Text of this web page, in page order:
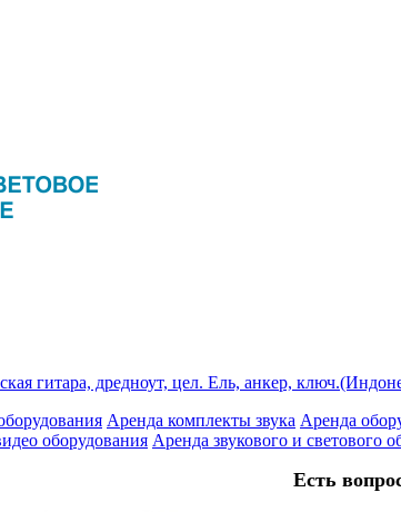
гитара, дредноут, цел. Ель, анкер,
Аренда комплекты звука Аренда
оборудования Аренда звукового и светового
Есть